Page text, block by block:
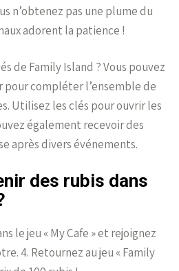
n’obtenez pas une plume du
adorent la patience !
de Family Island ? Vous pouvez
pour compléter l’ensemble de
Utilisez les clés pour ouvrir les
également recevoir des
après divers événements.
des rubis dans
le jeu « My Cafe » et rejoignez
4. Retournez au jeu « Family